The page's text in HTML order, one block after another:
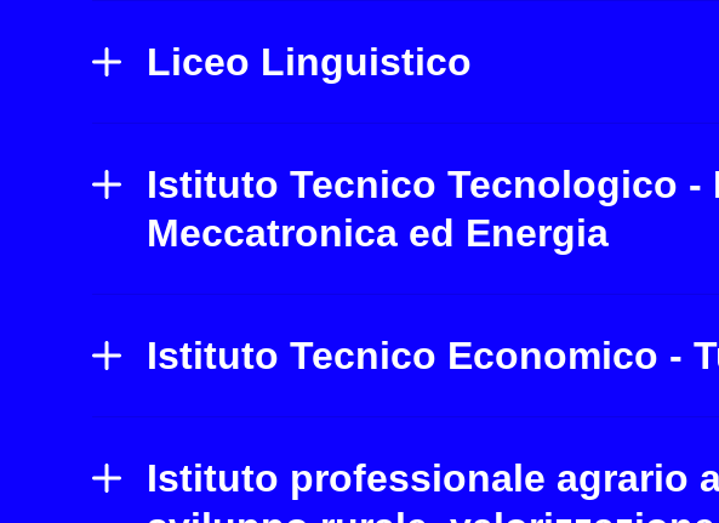
Liceo Linguistico
Istituto Tecnico Tecnologico -
Meccatronica ed Energia
Istituto Tecnico Economico -
Istituto professionale agrario